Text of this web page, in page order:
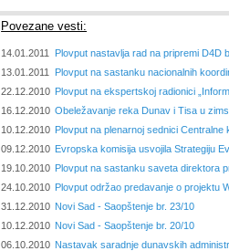
Povezane vesti:
14.01.2011
Plovput nastavlja rad na pripremi D4D
13.01.2011
Plovput na sastanku nacionalnih
22.12.2010 Plovput na ekspertskoj radionici
16.12.2010 Obeležavanje reka Dunav i Tisa u
10.12.2010 Plovput na plenarnoj sednici Centralne
09.12.2010 Evropska komisija usvojila Strategiju
19.10.2010 Plovput na sastanku saveta direktora
24.10.2010 Plovput održao predavanje o projektu
31.12.2010 Novi Sad - Saopštenje br. 23/10
10.12.2010 Novi Sad - Saopštenje br. 20/10
06.10.2010 Nastavak saradnje dunavskih